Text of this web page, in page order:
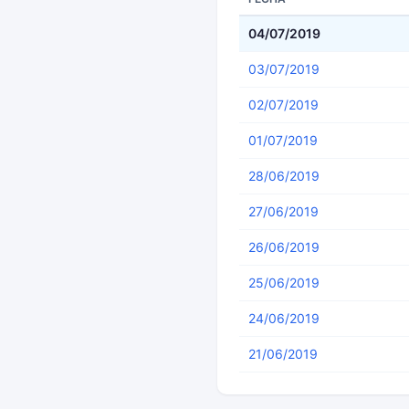
04/07/2019
03/07/2019
02/07/2019
01/07/2019
28/06/2019
27/06/2019
26/06/2019
25/06/2019
24/06/2019
21/06/2019